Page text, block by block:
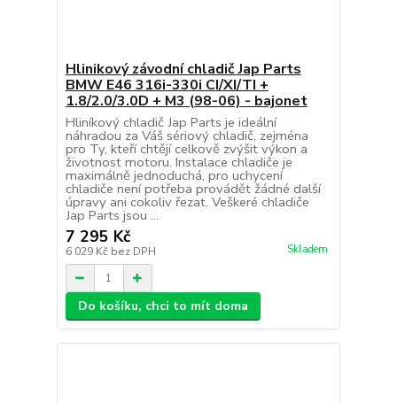
Hlinikový závodní chladič Jap Parts
BMW E46 316i-330i CI/XI/TI +
1.8/2.0/3.0D + M3 (98-06) - bajonet
Hliníkový chladič Jap Parts je ideální
náhradou za Váš sériový chladič, zejména
pro Ty, kteří chtějí celkově zvýšit výkon a
životnost motoru. Instalace chladiče je
maximálně jednoduchá, pro uchycení
chladiče není potřeba provádět žádné další
úpravy ani cokoliv řezat. Veškeré chladiče
Jap Parts jsou ...
7 295 Kč
6 029 Kč bez DPH Skladem
Do košíku, chci to mít doma